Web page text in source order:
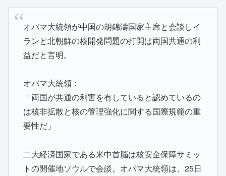
オバマ大統領が中国の胡錦濤国家主席と会談しイ
ランと北朝鮮の核開発問題の打開は両国共通の利
益だと言明。
オバマ大統領：
「両国が共通の利害を有していると認めているの
は核非拡散と核の管理強化に関する国際規範の重
要性だ」
二大経済国家である米中首脳は核安全保障サミッ
トの開催地ソウルで会談。オバマ大統領は、25日